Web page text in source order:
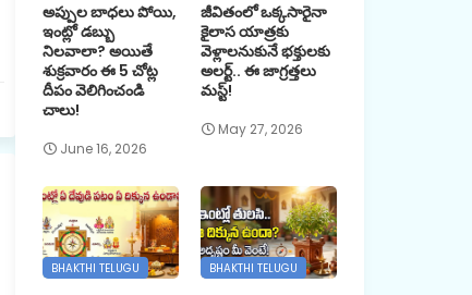
అప్పుల బాధలు పోయి,
ఇంట్లో డబ్బు
నిలవాలా? అయితే
శుక్రవారం ఈ 5 చోట్ల
దీపం వెలిగించండి
చాలు!
June 16, 2026
జీవితంలో ఒక్కసారైనా
కైలాస యాత్రకు
వెళ్లాలనుకునే భక్తులకు
అలర్ట్.. ఈ జాగ్రత్తలు
మస్ట్!
May 27, 2026
BHAKTHI TELUGU BHAKTHI TELUGU